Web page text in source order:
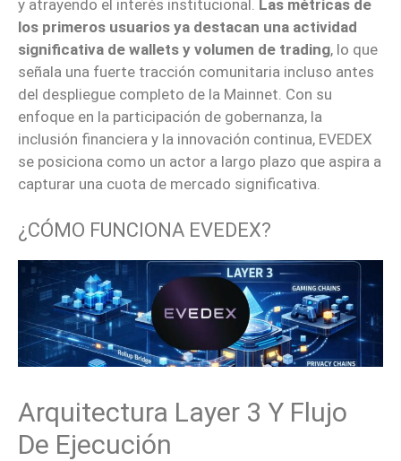
y atrayendo el interés institucional. Las métricas de
los primeros usuarios ya destacan una actividad
significativa de wallets y volumen de trading, lo que
señala una fuerte tracción comunitaria incluso antes
del despliegue completo de la Mainnet. Con su
enfoque en la participación de gobernanza, la
inclusión financiera y la innovación continua, EVEDEX
se posiciona como un actor a largo plazo que aspira a
capturar una cuota de mercado significativa.
¿CÓMO FUNCIONA EVEDEX?
Arquitectura Layer 3 Y Flujo
De Ejecución